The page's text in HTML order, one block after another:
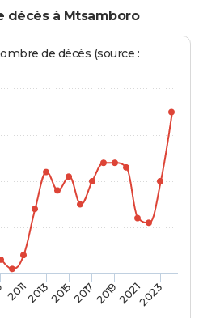
décès à Mtsamboro
de décès (source :
2011201320152017201920212023